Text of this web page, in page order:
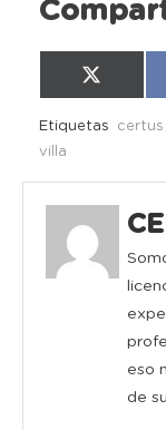
en
X
Etiquetas certus
villa
eso
de